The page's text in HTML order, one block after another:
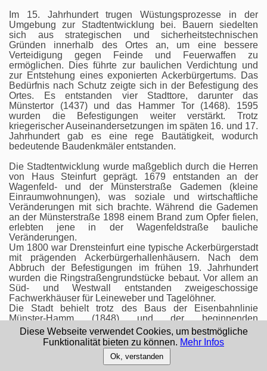
Im 15. Jahrhundert trugen Wüstungsprozesse in der
Umgebung zur Stadtentwicklung bei. Bauern siedelten
sich aus strategischen und sicherheitstechnischen
Gründen innerhalb des Ortes an, um eine bessere
Verteidigung gegen Feinde und Feuerwaffen zu
ermöglichen. Dies führte zur baulichen Verdichtung und
zur Entstehung eines exponierten Ackerbürgertums. Das
Bedürfnis nach Schutz zeigte sich in der Befestigung des
Ortes. Es entstanden vier Stadttore, darunter das
Münstertor (1437) und das Hammer Tor (1468). 1595
wurden die Befestigungen weiter verstärkt. Trotz
kriegerischer Auseinandersetzungen im späten 16. und 17.
Jahrhundert gab es eine rege Bautätigkeit, wodurch
bedeutende Baudenkmäler entstanden.
Die Stadtentwicklung wurde maßgeblich durch die Herren
von Haus Steinfurt geprägt. 1679 entstanden an der
Wagenfeld- und der Münsterstraße Gademen (kleine
Einraumwohnungen), was soziale und wirtschaftliche
Veränderungen mit sich brachte. Während die Gademen
an der Münsterstraße 1898 einem Brand zum Opfer fielen,
erlebten jene in der Wagenfeldstraße bauliche
Veränderungen.
Um 1800 war Drensteinfurt eine typische Ackerbürgerstadt
mit prägenden Ackerbürgerhallenhäusern. Nach dem
Abbruch der Befestigungen im frühen 19. Jahrhundert
wurden die Ringstraßengrundstücke bebaut. Vor allem an
Süd- und Westwall entstanden zweigeschossige
Fachwerkhäuser für Leineweber und Tagelöhner.
Die Stadt behielt trotz des Baus der Eisenbahnlinie
Münster-Hamm (1848) und der beginnenden
Industrialisierung ihren kleinstädtischen Charakter. Der
Strontianitbergbau ab 1875 brachte jedoch städtebauliche
Erweiterungen, insbesondere an den Ausfallstraßen und
am Landsbergplatz. Architektonische Zeugnisse dieser
Diese Webseite verwendet Cookies, um bestmögliche
Funktionalität bieten zu können. Mehr Infos
Ok, verstanden